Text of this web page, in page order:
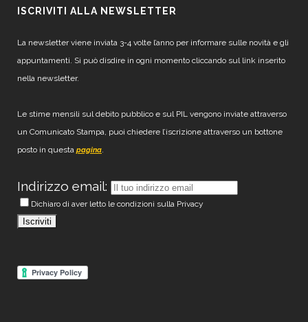
ISCRIVITI ALLA NEWSLETTER
La newsletter viene inviata 3-4 volte l’anno per informare sulle novità e gli
appuntamenti. Si può disdire in ogni momento cliccando sul link inserito
nella newsletter.
Le stime mensili sul debito pubblico e sul PIL vengono inviate attraverso
un Comunicato Stampa, puoi chiedere l’iscrizione attraverso un bottone
posto in questa pagina.
Indirizzo email:
Dichiaro di aver letto le condizioni sulla Privacy